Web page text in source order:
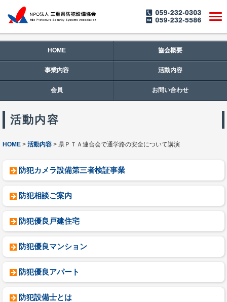
HOME 協会概要
事業内容 活動内容
会員 お問い合わせ
活動内容
HOME 活動内容 県ＰＴＡ連合会で通学路の安全について講演
防犯カメラ設備第三者検証事業
防犯相談ご案内
防犯優良戸建住宅
防犯優良マンション
防犯優良アパート
防犯設備士とは